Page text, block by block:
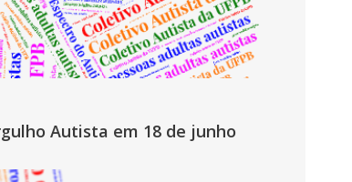
Autista em 18 de junho